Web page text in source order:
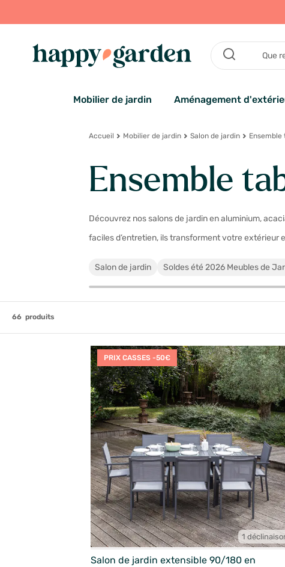
Mobilier de jardin Aménagement
Accueil Mobilier de jardin Salon de jardin
Ensemble
Découvrez nos salons de jardin en aluminium,
faciles d’entretien, ils transforment votre extérieur
Salon de jardin Soldes été 2026 Meubles de
66 produits
PRIX CASSES -50€
1
Salon de jardin extensible 90/180 en